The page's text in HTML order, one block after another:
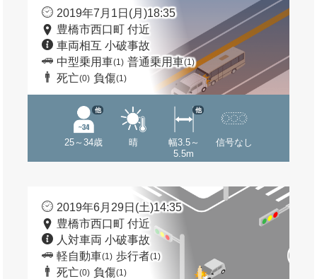
2019年7月1日(月)18:35
豊橋市西口町 付近
車両相互 小破事故
中型乗用車(1) 普通乗用車(1)
死亡(0) 負傷(1)
25～34歳
他
晴
幅3.5～
5.5m
他
信号なし
2019年6月29日(土)14:35
豊橋市西口町 付近
人対車両 小破事故
軽自動車(1) 歩行者(1)
死亡(0) 負傷(1)